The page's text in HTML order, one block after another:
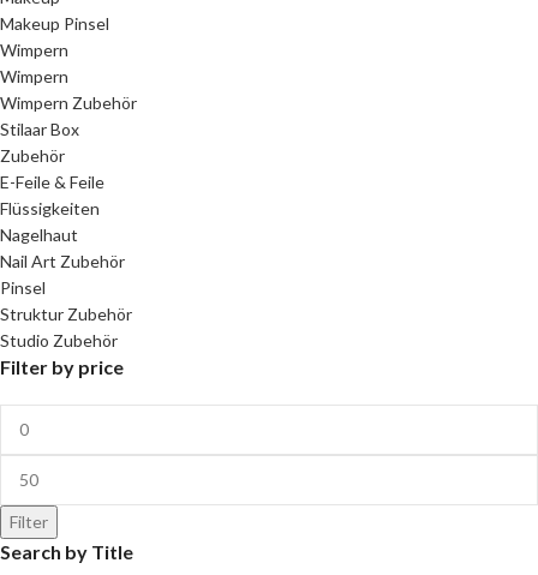
Makeup Pinsel
Wimpern
Wimpern
Wimpern Zubehör
Stilaar Box
Zubehör
E-Feile & Feile
Flüssigkeiten
Nagelhaut
Nail Art Zubehör
Pinsel
Struktur Zubehör
Studio Zubehör
Filter by price
Filter
Search by Title